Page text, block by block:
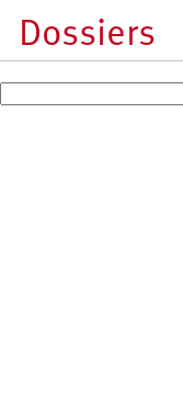
Dossiers